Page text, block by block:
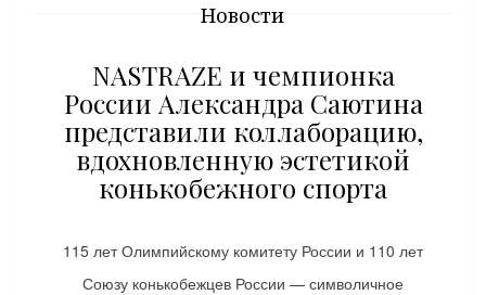
Новости
NASTRAZE и чемпионка
России Александра Саютина
представили коллаборацию,
вдохновленную эстетикой
конькобежного спорта
115 лет Олимпийскому комитету России и 110 лет
Союзу конькобежцев России — символичное